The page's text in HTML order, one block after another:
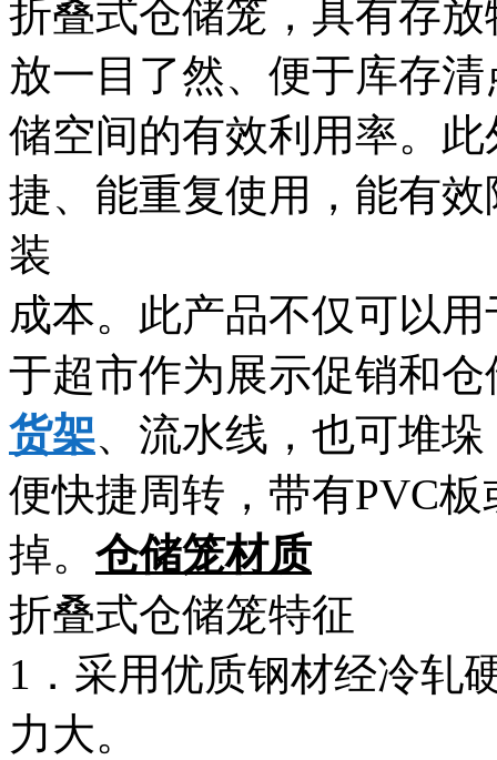
折叠式仓储笼，具有存
放一目了然、便于库存
储空间的有效利用率。
捷、能重复使用，能有
装
成本。此产品不仅可以
于超市作为展示促销和
货架、流水线，也可堆
便快捷周转，带有PVC
掉。 仓储笼材质
折叠式仓储笼特征
1．采用优质钢材经冷轧
力大。